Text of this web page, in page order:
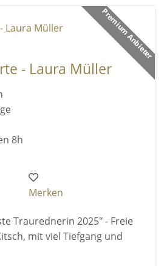
Premium Anbieter
- Laura Müller
8h
Merken
Traurednerin 2025" - Freie
mit viel Tiefgang und